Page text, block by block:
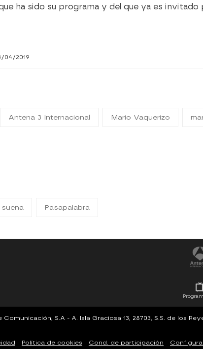
ha sido su programa y del que ya es invitado
04/2019
Antena 3 Internacional Mario Vaquerizo
suena Pasapalabra
S.A - A. Isla Graciosa 13, 28703, S.S. de los
Política de cookies Cond. de participación